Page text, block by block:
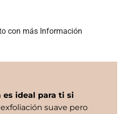
con más Información
es ideal para ti si
suave pero